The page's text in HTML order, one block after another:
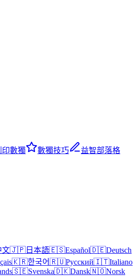
印數獨 數獨技巧
益智部落格
文🇯🇵 日本語🇪🇸Español🇩🇪Deutsch
🇰🇷한국어🇷🇺Русский🇮🇹Italiano
🇸🇪Svenska🇩🇰Dansk🇳🇴Norsk